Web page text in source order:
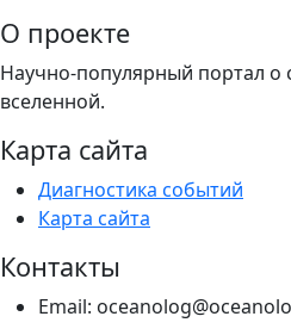
О проекте
Научно-популярный портал о
вселенной.
Карта сайта
Диагностика событий
Карта сайта
Контакты
Email: